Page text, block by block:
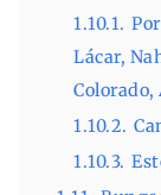
1.10.1.
Lácar,
1.10.2.
1.10.3.